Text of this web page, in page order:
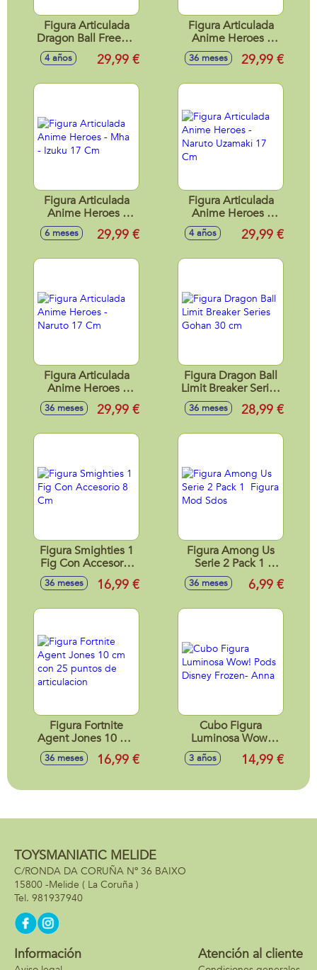
Figura Articulada
Dragon Ball Freezer
Visor - Dragon Stars
17 Cm
4 años 29,99 €
Figura Articulada
Anime Heroes -
Mha - Bakugo 17
Cm
36 meses 29,99 €
Figura Articulada
Anime Heroes -
Mha - Izuku 17 Cm
6 meses 29,99 €
Figura Articulada
Anime Heroes -
Naruto Uzamaki 17
4 años 29,99 €
Figura Articulada
Anime Heroes -
Naruto 17 Cm
36 meses 29,99 €
Figura Dragon Ball
Limit Breaker Series
Gohan 30 cm
36 meses 28,99 €
Figura Smighties 1
Fig Con Accesorio
8 Cm
36 meses 16,99 €
Figura Among Us
Serie 2 Pack 1
Figura Mod Sdos
36 meses 6,99 €
Figura Fortnite
Agent Jones 10 cm
con 25 puntos de
articulacion
36 meses 16,99 €
Cubo Figura
Luminosa Wow!
Pods Disney
Frozen- Anna
3 años 14,99 €
TOYSMANIATIC MELIDE
C/RONDA DA CORUÑA Nº 36 BAIXO
15800 -Melide ( La Coruña )
981937940
Información Atención al cliente